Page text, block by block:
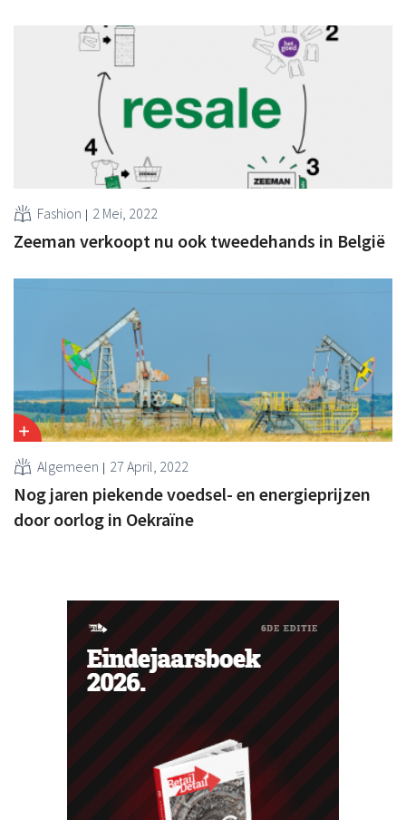
Fashion 2 Mei, 2022
Zeeman verkoopt nu ook tweedehands in België
Algemeen 27 April, 2022
Nog jaren piekende voedsel- en energieprijzen
door oorlog in Oekraïne